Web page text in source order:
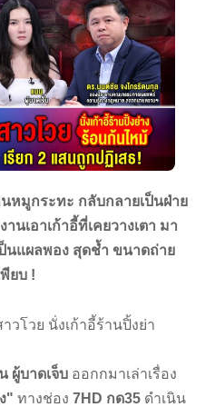
หมูกระทะ กลับกลายเป็นฝ่าย
นเอาเก้าอี้ที่เคยวางเตา มา
นแผลพอง สุดช้ำ ขนาดถ่าย
ยบ !
ผู้บาดเจ็บ ออกกมาเล่าเรื่อง
" ทางช่อง 7HD กด35 ดำเนิน